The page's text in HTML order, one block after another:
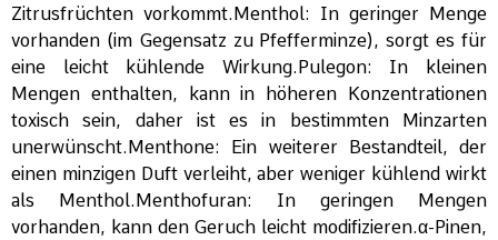
Zitrusfrüchten vorkommt.Menthol: In geringer Menge
vorhanden (im Gegensatz zu Pfefferminze), sorgt es für
eine leicht kühlende Wirkung.Pulegon: In kleinen
Mengen enthalten, kann in höheren Konzentrationen
toxisch sein, daher ist es in bestimmten Minzarten
unerwünscht.Menthone: Ein weiterer Bestandteil, der
einen minzigen Duft verleiht, aber weniger kühlend wirkt
als Menthol.Menthofuran: In geringen Mengen
vorhanden, kann den Geruch leicht modifizieren.α-Pinen,